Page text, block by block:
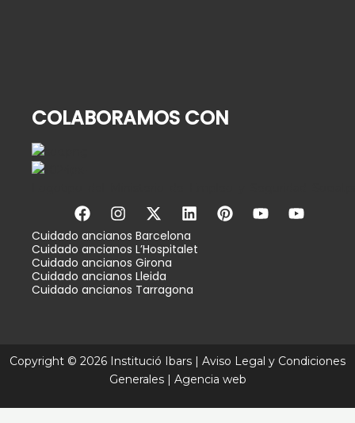
COLABORAMOS CON
F
a
c
e
b
o
o
I
n
s
t
a
g
r
X
-
t
w
i
t
t
L
i
n
k
d
i
P
i
Y
o
Y
o
Cuidado ancianos Barcelona
Cuidado ancianos L’Hospitalet
Cuidado ancianos Girona
Cuidado ancianos Lleida
Cuidado ancianos Tarragona
Copyright © 2026 Institució Ibars | Aviso Legal y Condiciones
Generales| Agencia web